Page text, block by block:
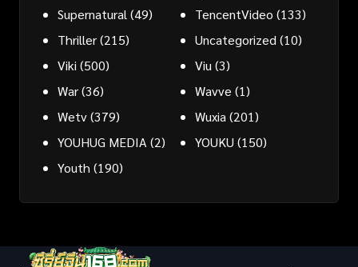
Supernatural(49) TencentVideo (133)
Thriller(215) Uncategorized(10)
Viki (500) Viu(3)
War(36) Wavve (1)
Wetv(379) Wuxia(201)
YOUHUG MEDIA(2) YOUKU (150)
Youth (190)